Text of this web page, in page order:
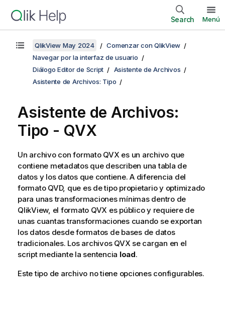
Search Menú
QlikView May 2024
Comenzar con QlikView
Navegar por la interfaz de usuario
Diálogo Editor de Script
Asistente de Archivos
Asistente de Archivos: Tipo
Asistente de Archivos:
Tipo - QVX
Un archivo con formato QVX es un archivo que
contiene metadatos que describen una tabla de
datos y los datos que contiene. A diferencia del
formato QVD, que es de tipo propietario y optimizado
para unas transformaciones mínimas dentro de
QlikView, el formato QVX es público y requiere de
unas cuantas transformaciones cuando se exportan
los datos desde formatos de bases de datos
tradicionales. Los archivos QVX se cargan en el
script mediante la sentencia load.
Este tipo de archivo no tiene opciones configurables.